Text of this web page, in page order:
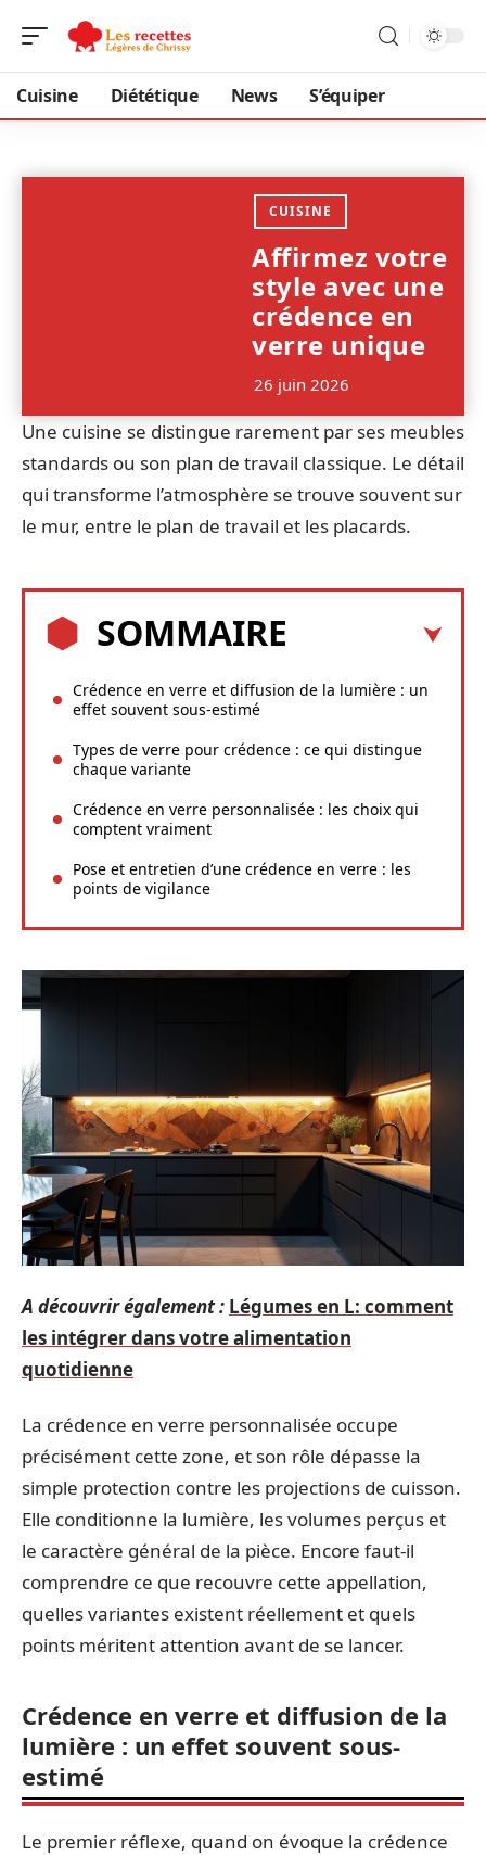
Cuisine Diététique News S’équiper
CUISINE
Affirmez votre
style avec une
crédence en
verre unique
26 juin 2026
Une cuisine se distingue rarement par ses meubles
standards ou son plan de travail classique. Le détail
qui transforme l’atmosphère se trouve souvent sur
le mur, entre le plan de travail et les placards.
SOMMAIRE
Crédence en verre et diffusion de la lumière : un
effet souvent sous-estimé
Types de verre pour crédence : ce qui distingue
chaque variante
Crédence en verre personnalisée : les choix qui
comptent vraiment
Pose et entretien d’une crédence en verre : les
points de vigilance
A découvrir également : Légumes en L: comment
les intégrer dans votre alimentation
quotidienne
La crédence en verre personnalisée occupe
précisément cette zone, et son rôle dépasse la
simple protection contre les projections de cuisson.
Elle conditionne la lumière, les volumes perçus et
le caractère général de la pièce. Encore faut-il
comprendre ce que recouvre cette appellation,
quelles variantes existent réellement et quels
points méritent attention avant de se lancer.
Crédence en verre et diffusion de la
lumière : un effet souvent sous-
estimé
Le premier réflexe, quand on évoque la crédence